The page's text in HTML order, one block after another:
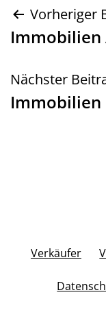
Vorheriger
Nächster
Immobilien
Verkäufer